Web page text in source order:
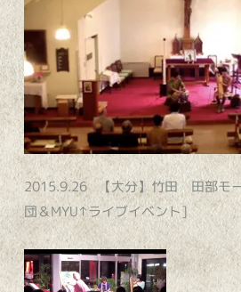
2015.9.26 【大分】竹田 田部モ
団＆MYU↑ライブイベント]